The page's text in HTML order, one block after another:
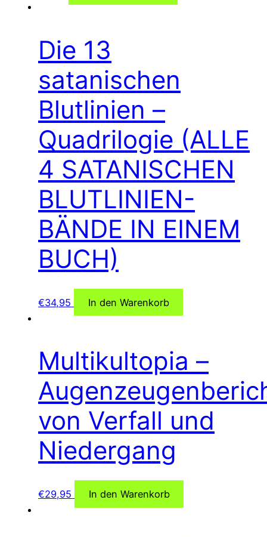
Die 13
satanischen
Blutlinien –
Quadrilogie (ALLE
4 SATANISCHEN
BLUTLINIEN-
BÄNDE IN EINEM
BUCH)
€34,95 In den Warenkorb
Multikultopia –
von Verfall und
Niedergang
€29,95 In den Warenkorb